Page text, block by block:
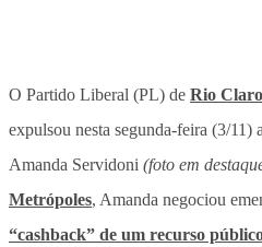
O Partido Liberal (PL) de Rio Claro
expulsou nesta segunda-feira (3/
Amanda Servidoni (foto em
Metrópoles, Amanda negociou
“cashback” de um recurso